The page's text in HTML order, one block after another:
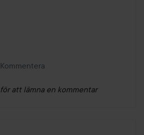
Kommentera
för att lämna en kommentar